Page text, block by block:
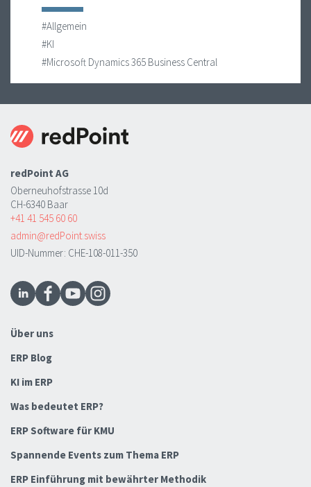
#Allgemein
#KI
#Microsoft Dynamics 365 Business Central
redPoint AG
Oberneuhofstrasse 10d
CH-6340 Baar
+41 41 545 60 60
admin@redPoint.swiss
UID-Nummer: CHE-108-011-350
Über uns
ERP Blog
KI im ERP
Was bedeutet ERP?
ERP Software für KMU
Spannende Events zum Thema ERP
ERP Einführung mit bewährter Methodik